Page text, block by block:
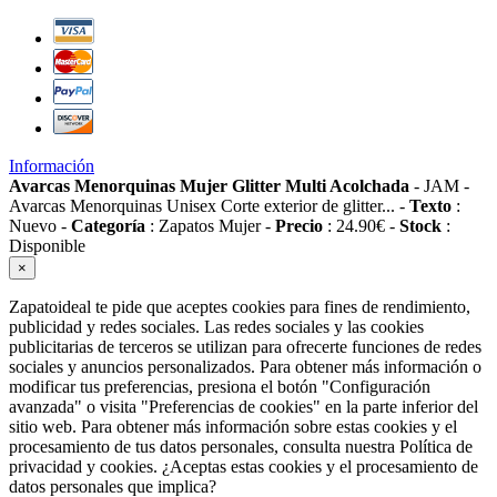
Información
Avarcas Menorquinas Mujer Glitter Multi Acolchada - JAM -
Avarcas Menorquinas Unisex Corte exterior de glitter... - Texto :
Nuevo - Categoría : Zapatos Mujer- Precio : 24.90€ - Stock :
Disponible
×
Zapatoideal te pide que aceptes cookies para fines de rendimiento,
publicidad y redes sociales. Las redes sociales y las cookies
publicitarias de terceros se utilizan para ofrecerte funciones de redes
sociales y anuncios personalizados. Para obtener más información o
modificar tus preferencias, presiona el botón "Configuración
avanzada" o visita "Preferencias de cookies" en la parte inferior del
sitio web. Para obtener más información sobre estas cookies y el
procesamiento de tus datos personales, consulta nuestra Política de
privacidad y cookies. ¿Aceptas estas cookies y el procesamiento de
datos personales que implica?